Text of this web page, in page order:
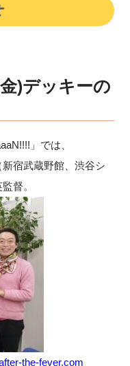
)デッキーの
」では、
宿武蔵野館、渋谷シ
督。
the-fever.com